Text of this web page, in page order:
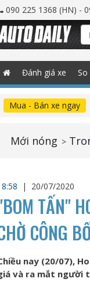
090 225 1368 (HN) -
Đánh giá xe So
Mua - Bán xe ngay
Mới nóng >
| 20/07/2020
TẤN"
CÔNG
nay (20/07),
và ra mắt người